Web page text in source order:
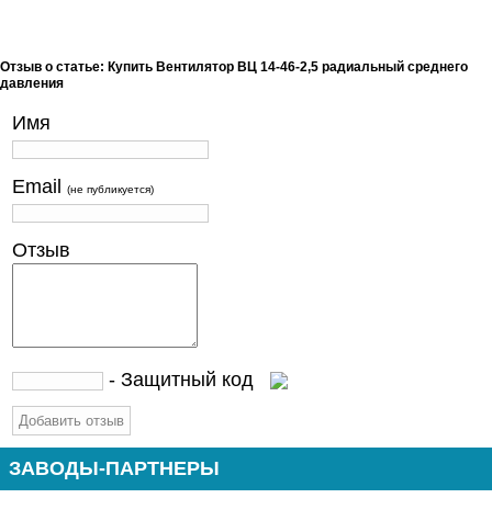
Отзыв о статье: Купить Вентилятор ВЦ 14-46-2,5 радиальный среднего
давления
Имя
Email (не публикуется)
Отзыв
- Защитный код
ЗАВОДЫ-ПАРТНЕРЫ